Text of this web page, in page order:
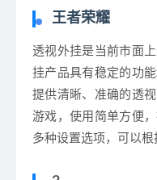
王者荣耀
透视外挂是当前市面
挂产品具有稳定的功
提供清晰、准确的透
游戏，使用简单方便
多种设置选项，可以根